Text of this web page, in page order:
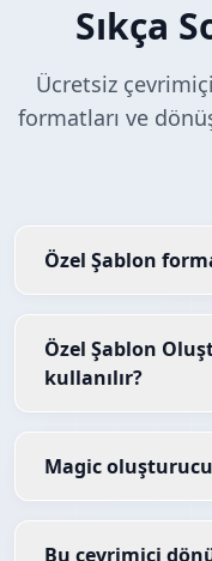
Sıkça
Ücretsiz
formatları ve
Özel Şablon
Özel Şablon
kullanılır?
Magic
Bu çevrimiçi